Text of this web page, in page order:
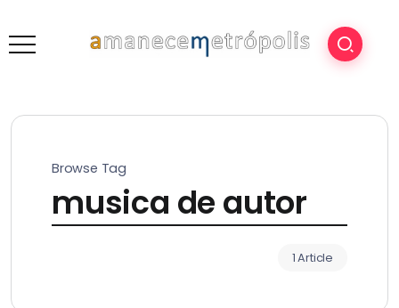
Browse Tag
musica de autor
1 Article